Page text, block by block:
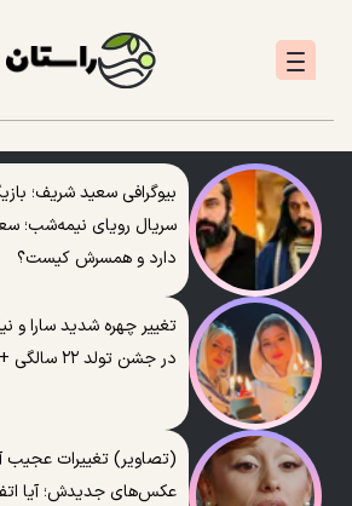
بیوگرافی سعید شریف؛
سریال رویای نیمه‌شب؛
دارد و همسرش کیست؟
تغییر چهره شدید سارا و
در جشن تولد ۲۲ سالگی + تصاویر
(تصاویر) تغییرات عجیب
عکس‌های جدیدش؛ آیا